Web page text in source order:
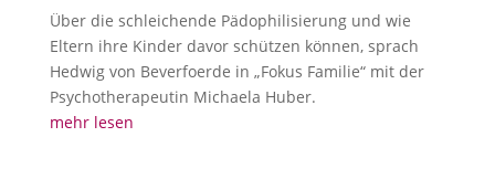
Über die schleichende Pädophilisierung und wie
Eltern ihre Kinder davor schützen können, sprach
Hedwig von Beverfoerde in „Fokus Familie“ mit der
Psychotherapeutin Michaela Huber.
mehr lesen